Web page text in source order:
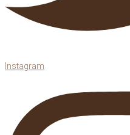
Instagram